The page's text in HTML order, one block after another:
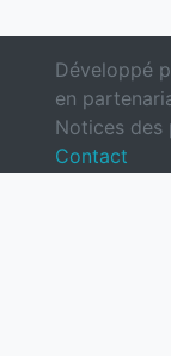
Développé
en
Notices
Contact